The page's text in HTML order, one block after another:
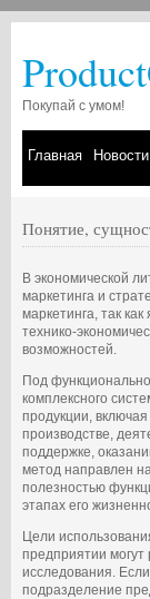
Покупай с умом!
Главная Новости
Понятие,
В экономической
маркетинга и
маркетинга, так
технико-
возможностей.
Под
комплексного
продукции,
производстве,
поддержке,
метод направлен
полезностью
этапах его
Цели
предприятии могут
исследования.
подразделение